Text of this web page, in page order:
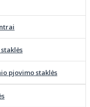
pjovimo staklės